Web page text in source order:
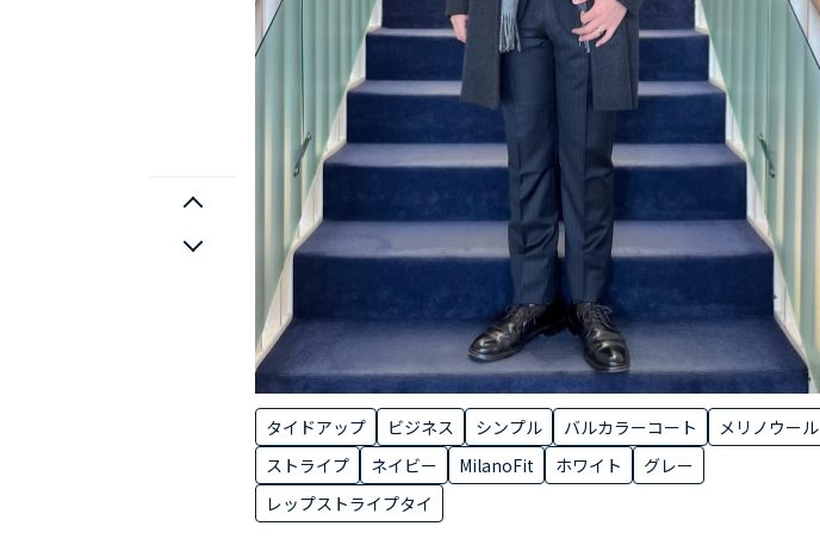
タイドアップ ビジネス シンプル バルカラーコート
メリノウール
ストライプ
ネイビー MilanoFit ホワイト
グレー
レップストライプタイ